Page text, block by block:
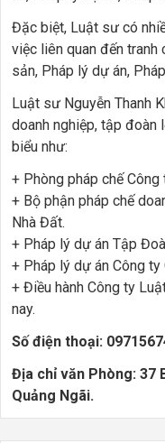
Đặc biệt, Luật sư có
việc liên quan đến
sản, Pháp lý dự án,
Luật sư Nguyễn Thanh
doanh nghiệp, tập đoàn
biểu như:
+ Phòng pháp chế
+ Bộ phận pháp chế
Nhà Đất.
+ Pháp lý dự án Tập
+ Pháp lý dự án Công ty
+ Điều hành Công ty
nay.
Số điện thoại:
Địa chỉ văn Phòng: 37
Quảng Ngãi.